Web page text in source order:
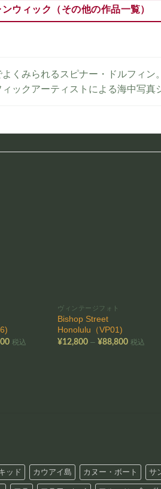
ウィック（その他の作品一覧）
くみられるスピナー・ドルフィン。
ックアーティストによる海中写真
価税込
ヴィンテージフォト
Bishop Street
Honolulu（VP01)
¥12,800 –¥88,800価税込
ッド カウアイ島 カヌー・ボート サ